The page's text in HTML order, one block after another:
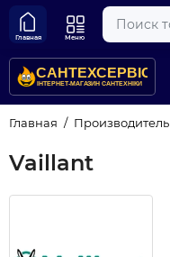
Главная Меню
Главная Производитель
Vaillant